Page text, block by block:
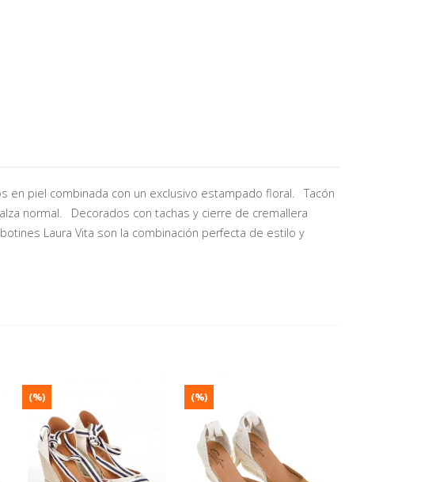
en piel combinada con un exclusivo estampado floral. Tacón
normal. Decorados con tachas y cierre de cremallera
Laura Vita son la combinación perfecta de estilo y
(%) (%)